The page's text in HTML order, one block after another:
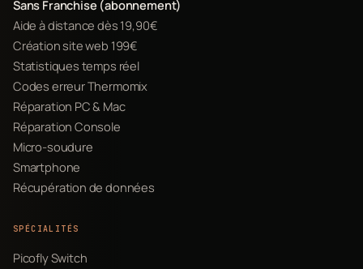
Sans Franchise (abonnement)
Aide à distance dès 19,90€
Création site web 199€
Statistiques temps réel
Codes erreur Thermomix
Réparation PC & Mac
Réparation Console
Micro-soudure
Smartphone
Récupération de données
SPÉCIALITÉS
Picofly Switch